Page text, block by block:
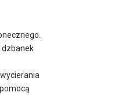
dzbanek